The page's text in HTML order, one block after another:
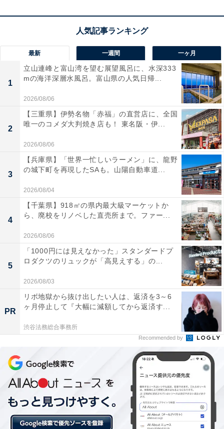
質がパワフル」と高い評価を得ています。一方で、「持
ち運び時にケースの存在感がある」という声も。スポー
ツ中も妥協のないサウンドを体感したい人は、購入を検
討してみてもよいかもしれません。
あわせて読みたい
【Amazonお買い得情報】JVCケンウッド
「手元テレビスピーカー」が特別価格で登場
【今日チェックしたい】Beatsの人気商品5選
Beats「Studio Buds +」
最新 一週間 一ヶ月
1
立山連峰と富山湾を望む展望風呂に、水深333
mの海洋深層水風呂。富山県の人気日帰...
2026/08/06
2
【三重県】伊勢名物「赤福」の直営店に、全国
唯一のコメダ大判焼き店も！ 東名阪・伊...
2026/08/06
3
【兵庫県】「世界一忙しいラーメン」に、龍野
の城下町を再現したSAも。山陽自動車道...
2026/08/04
4
【千葉県】918㎡の県内最大級マーケットか
ら、廃校をリノベした直売所まで。ファー...
2026/08/06
5
「1000円には見えなかった」スタンダードプ
ロダクツのリュックが「高見えする」の...
2026/08/03
PR
リボ地獄から抜け出したい人は、返済を3～6
ヶ月停止して『大幅に減額してから返済す...
渋谷法務総合事務所
Recommended by